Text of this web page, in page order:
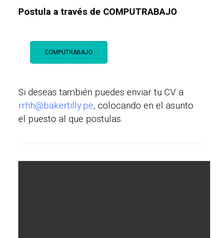
Postula a través de COMPUTRABAJO
COMPUTRABAJO
Si deseas también puedes enviar tu CV a
rrhh@bakertilly.pe, colocando en el asunto
el puesto al que postulas.